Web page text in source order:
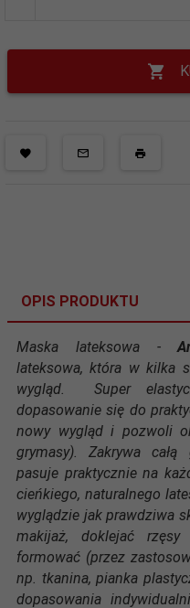
OPIS PRODUKTU
Maska lateksowa -
lateksowa, która w kilka
wygląd. Super
dopasowanie się do
nowy wygląd i pozwoli
grymasy). Zakrywa
pasuje praktycznie na
cieńkiego, naturalnego
wyglądzie jak prawdziwa
makijaż, doklejać
formować (przez
np. tkanina, pianka
dopasowania